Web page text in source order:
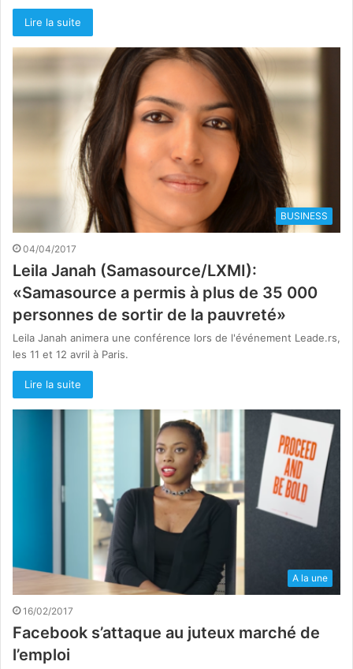
Lire la suite
BUSINESS
04/04/2017
Leila Janah (Samasource/LXMI):
«Samasource a permis à plus de 35 000
personnes de sortir de la pauvreté»
Leila Janah animera une conférence lors de l'événement Leade.rs,
les 11 et 12 avril à Paris.
Lire la suite
A la une
16/02/2017
Facebook s’attaque au juteux marché de
l’emploi